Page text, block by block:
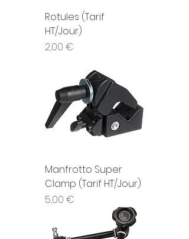
Rotules (Tarif
HT/Jour)
Prix
2,00 €
Manfrotto Super
Clamp (Tarif HT/Jour)
Prix
5,00 €